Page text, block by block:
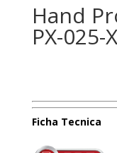
Hand
PX-025-
Ficha Tecnica